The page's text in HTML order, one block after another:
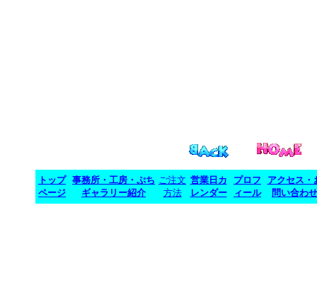
トップ
ページ
事務所・工房・ぷち
ギャラリー紹介
ご注文
方法
営業日カ
レンダー
プロフ
ィール
アクセス・
問い合わせ